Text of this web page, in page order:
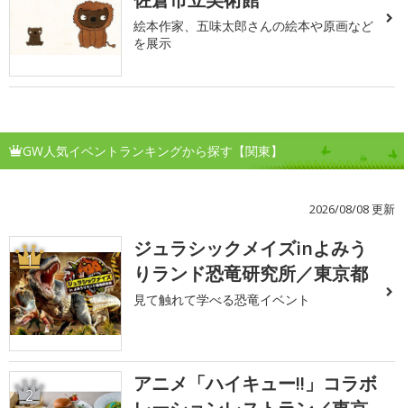
絵本作家、五味太郎さんの絵本や原画など
を展示
GW人気イベントランキングから探す【関東】
2026/08/08 更新
1
ジュラシックメイズinよみう
りランド恐竜研究所／東京都
見て触れて学べる恐竜イベント
2
アニメ「ハイキュー!!」コラボ